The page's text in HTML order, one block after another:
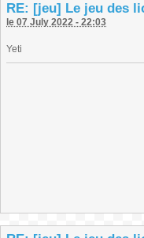
RE: [jeu] Le jeu des
le 07 July 2022 - 22:03
Yeti